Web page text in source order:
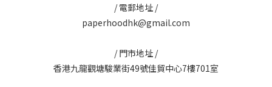
/ 電郵地址 /
paperhoodhk@gmail.com
/ 門市地址 /
香港九龍觀塘駿業街49號佳貿中心7樓701室